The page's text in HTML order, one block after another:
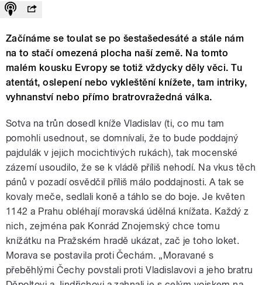
Začínáme se toulat se po šestašedesáté a stále nám
na to stačí omezená plocha naší země. Na tomto
malém kousku Evropy se totiž vždycky děly věci. Tu
atentát, oslepení nebo vykleštění knížete, tam intriky,
vyhnanství nebo přímo bratrovražedná válka.
Sotva na trůn dosedl kníže Vladislav (ti, co mu tam
pomohli usednout, se domnívali, že to bude poddajný
pajdulák v jejich mocichtivých rukách), tak mocenské
zázemí usoudilo, že se k vládě příliš nehodí. Na vkus těch
pánů v pozadí osvědčil příliš málo poddajnosti. A tak se
kovaly meče, sedlali koně a táhlo se do boje. Je květen
1142 a Prahu obléhají moravská údělná knížata. Každý z
nich, zejména pak Konrád Znojemský chce tomu
knížátku na Pražském hradě ukázat, zač je toho loket.
Morava se postavila proti Čechám. „Moravané s
přeběhlými Čechy povstali proti Vladislavovi a jeho bratru